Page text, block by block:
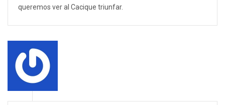
queremos ver al Cacique triunfar.